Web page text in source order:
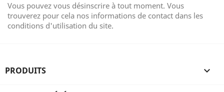
Vous pouvez vous désinscrire à tout moment. Vous
trouverez pour cela nos informations de contact dans les
conditions d'utilisation du site.
PRODUITS 